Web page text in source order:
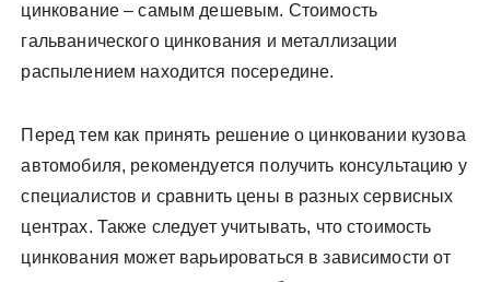
цинкование – самым дешевым. Стоимость
гальванического цинкования и металлизации
распылением находится посередине.
Перед тем как принять решение о цинковании кузова
автомобиля, рекомендуется получить консультацию у
специалистов и сравнить цены в разных сервисных
центрах. Также следует учитывать, что стоимость
цинкования может варьироваться в зависимости от